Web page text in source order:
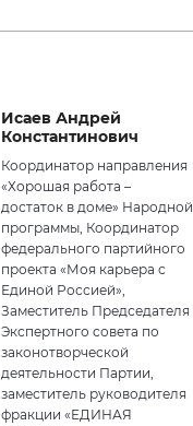
Исаев Андрей
Константинович
Координатор направления
«Хорошая работа –
достаток в доме» Народной
программы, Координатор
федерального партийного
проекта «Моя карьера с
Единой Россией»,
Заместитель Председателя
Экспертного совета по
законотворческой
деятельности Партии,
заместитель руководителя
фракции «ЕДИНАЯ